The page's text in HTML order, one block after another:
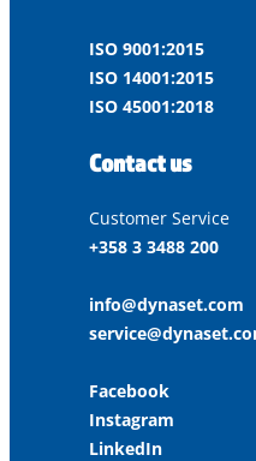
ISO 9001:2015
ISO 14001:2015
ISO 45001:2018
Contact us
Customer Service
+358 3 3488 200
info@dynaset.com
Facebook
Instagram
LinkedIn